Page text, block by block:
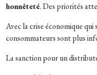
honnêteté. Des priorités
Avec la crise économique
consommateurs sont plus
La sanction pour un